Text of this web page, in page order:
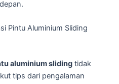
Pintu Aluminium Sliding
aluminium sliding tidak
tips dari pengalaman